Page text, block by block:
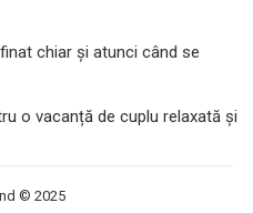
chiar și atunci când se
o vacanță de cuplu relaxată și
© 2025